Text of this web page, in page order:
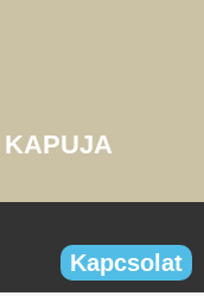
KAPUJA
Kapcsolat